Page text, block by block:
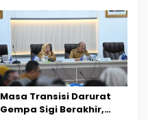
Masa Transisi Darurat
Gempa Sigi Berakhir,